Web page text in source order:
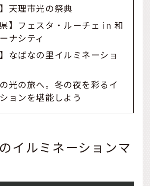
】天理市光の祭典
県】フェスタ・ルーチェ in 和
ナシティ
】なばなの里イルミネーショ
光の旅へ。冬の夜を彩るイ
ョンを堪能しよう
イルミネーションマ